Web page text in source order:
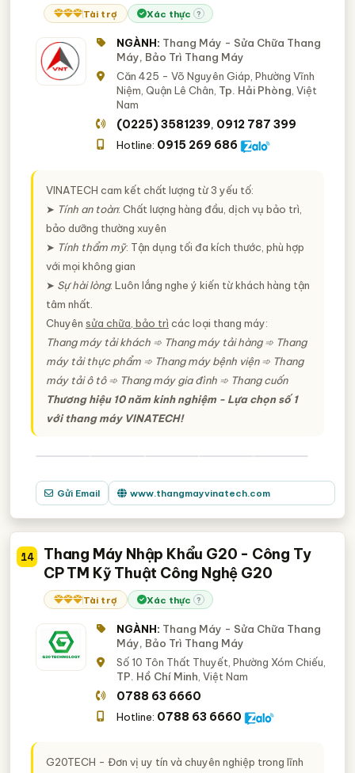
Tài trợ Xác thực ?
NGÀNH: Thang Máy - Sửa Chữa Thang
Máy, Bảo Trì Thang Máy
Căn 425 - Võ Nguyên Giáp, Phường Vĩnh
Niệm, Quận Lê Chân, Tp. Hải Phòng, Việt
Nam
(0225) 3581239, 0912 787 399
Hotline: 0915 269 686
VINATECH cam kết chất lượng từ 3 yếu tố:
➤ Tính an toàn: Chất lượng hàng đầu, dịch vụ bảo trì,
bảo dưỡng thường xuyên
➤ Tính thẩm mỹ: Tận dụng tối đa kích thước, phù hợp
với mọi không gian
➤ Sự hài lòng: Luôn lắng nghe ý kiến từ khách hàng tận
tâm nhất.
Chuyên sửa chữa, bảo trì các loại thang máy:
Thang máy tải khách ➾ Thang máy tải hàng ➾ Thang
máy tải thực phẩm ➾ Thang máy bệnh viện ➾ Thang
máy tải ô tô ➾ Thang máy gia đình ➾ Thang cuốn
Thương hiệu 10 năm kinh nghiệm - Lựa chọn số 1
với thang máy VINATECH!
Gửi Email www.thangmayvinatech.com
14
Thang Máy Nhập Khẩu G20 - Công Ty
CP TM Kỹ Thuật Công Nghệ G20
Tài trợ Xác thực ?
NGÀNH: Thang Máy - Sửa Chữa Thang
Máy, Bảo Trì Thang Máy
Số 10 Tôn Thất Thuyết, Phường Xóm Chiếu,
TP. Hồ Chí Minh, Việt Nam
0788 63 6660
Hotline: 0788 63 6660
G20TECH - Đơn vị uy tín và chuyên nghiệp trong lĩnh